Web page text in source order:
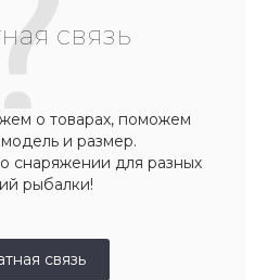
связь
о товарах, поможем
и размер.
снаряжении для разных
рыбалки!
связь